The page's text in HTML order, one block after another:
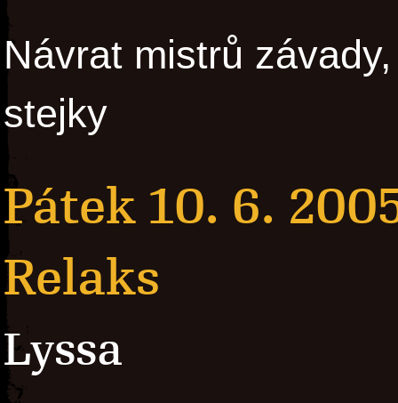
Návrat mistrů
stejky
Pátek 10. 6.
Relaks
Lyssa